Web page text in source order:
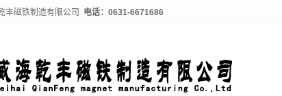
丰磁铁制造有限公司 电话：0631-6671686